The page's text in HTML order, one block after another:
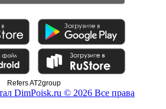
Refers AT2group
DimPoisk.ru © 2026 Все права